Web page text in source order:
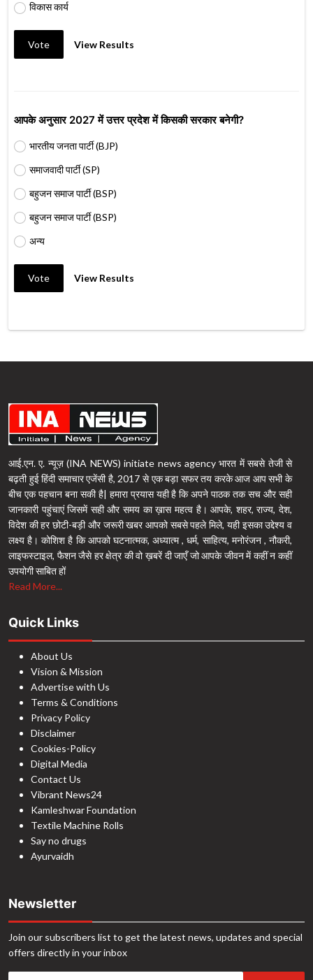
विकास कार्य
Vote View Results
आपके अनुसार 2027 में उत्तर प्रदेश में किसकी सरकार बनेगी?
भारतीय जनता पार्टी (BJP)
समाजवादी पार्टी (SP)
बहुजन समाज पार्टी (BSP)
बहुजन समाज पार्टी (BSP)
अन्य
Vote View Results
आई.एन. ए. न्यूज़ (INA NEWS) initiate news agency भारत में सबसे तेजी से
बढ़ती हुई हिंदी समाचार एजेंसी है, 2017 से एक बड़ा सफर तय करके आज आप सभी के
बीच एक पहचान बना सकी है| हमारा प्रयास यही है कि अपने पाठक तक सच और सही
जानकारी पहुंचाएं जिसमें सही और समय का ख़ास महत्व है। आपके, शहर, राज्य, देश,
विदेश की हर छोटी-बड़ी और जरूरी खबर आपको सबसे पहले मिले, यही इसका उद्देश्य व
लक्ष्य है। कोशिश है कि आपको घटनात्मक, अध्यात्म , धर्म, साहित्य, मनोरंजन , नौकरी,
लाइफस्टाइल, फैशन जैसे हर क्षेत्र की वो ख़बरें दी जाएँ जो आपके जीवन में कहीं न कहीं
उपयोगी साबित हों
Read More...
Quick Links
About Us
Vision & Mission
Advertise with Us
Terms & Conditions
Privacy Policy
Disclaimer
Cookies-Policy
Digital Media
Contact Us
Vibrant News24
Kamleshwar Foundation
Textile Machine Rolls
Say no drugs
Ayurvaidh
Newsletter
Join our subscribers list to get the latest news, updates and special
offers directly in your inbox